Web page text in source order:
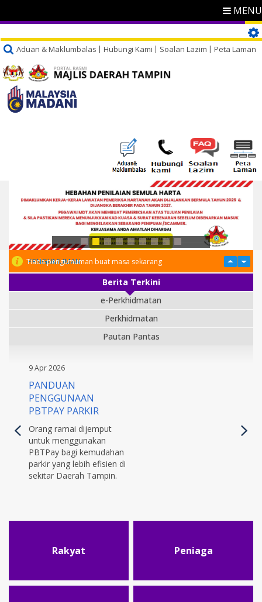
MENU
Aduan & Maklumbalas Hubungi Kami Soalan Lazim Peta Laman
PENGUMUMAN
Tiada pengumuman buat masa sekarang
Berita Terkini
e-Perkhidmatan
Perkhidmatan
Pautan Pantas
9 Apr 2026
PANDUAN
PENGGUNAAN
PBTPAY PARKIR
Orang ramai dijemput
untuk menggunakan
PBTPay bagi kemudahan
parkir yang lebih efisien di
sekitar Daerah Tampin.
Rakyat Peniaga